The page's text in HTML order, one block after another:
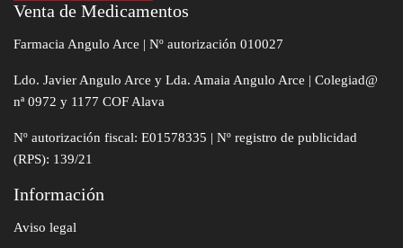
Venta de Medicamentos
Farmacia Angulo Arce | Nº autorización 010027
Ldo. Javier Angulo Arce y Lda. Amaia Angulo Arce | Colegiad@
nª 0972 y 1177 COF Alava
Nº autorización fiscal: E01578335 | Nº registro de publicidad
(RPS): 139/21
Información
Aviso legal